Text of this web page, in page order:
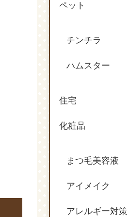
ペット
チンチラ
ハムスター
住宅
化粧品
まつ毛美容液
アイメイク
アレルギー対策